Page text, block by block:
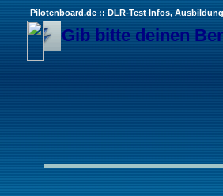
Pilotenboard.de :: DLR-Test Infos,
Gib bitte deinen